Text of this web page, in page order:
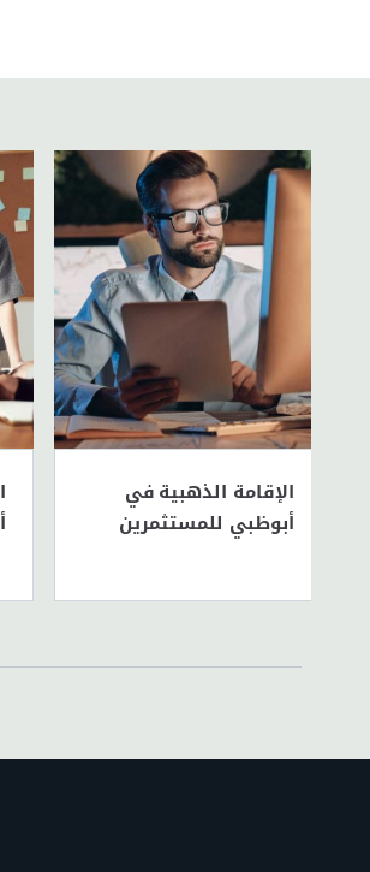
الإقامة الذهبية في
أبوظبي للمستثمرين